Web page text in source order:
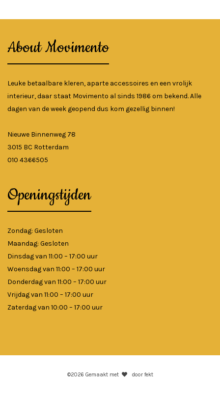
About Movimento
Leuke betaalbare kleren, aparte accessoires en een vrolijk
interieur, daar staat Movimento al sinds 1986 om bekend. Alle
dagen van de week geopend dus kom gezellig binnen!
Nieuwe Binnenweg 78
3015 BC Rotterdam
010 4366505
Openingstijden
Zondag: Gesloten
Maandag: Gesloten
Dinsdag van 11:00 – 17:00 uur
Woensdag van 11:00 – 17:00 uur
Donderdag van 11:00 – 17:00 uur
Vrijdag van 11:00 – 17:00 uur
Zaterdag van 10:00 – 17:00 uur
©2026 Gemaakt met door fekt